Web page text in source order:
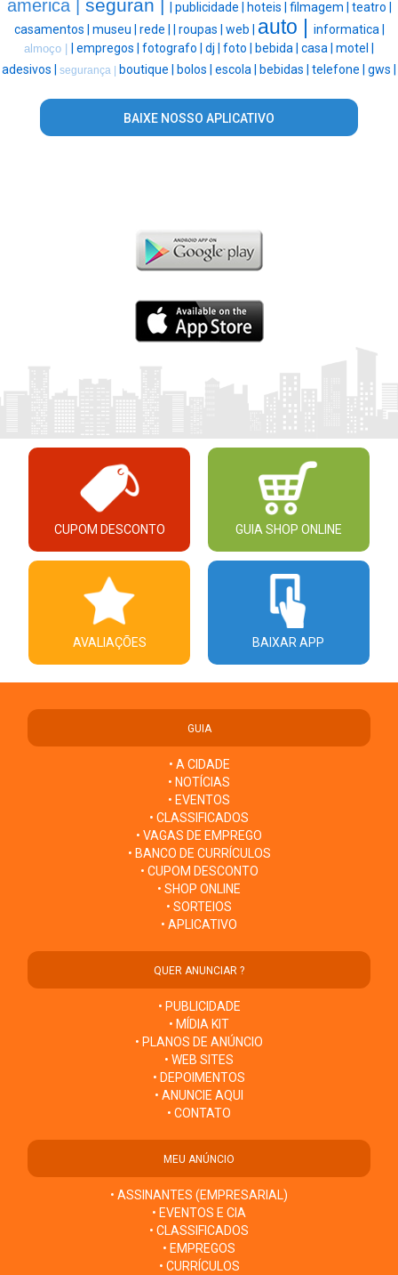
america | seguran | | publicidade | hoteis | filmagem | teatro |
casamentos | museu | rede | | roupas | web | auto | informatica |
almoço | | empregos | fotografo | dj | foto | bebida | casa | motel |
adesivos | segurança | boutique | bolos | escola | bebidas | telefone | gws |
BAIXE NOSSO APLICATIVO
CUPOM DESCONTO GUIA SHOP ONLINE
AVALIAÇÕES BAIXAR APP
GUIA
• A CIDADE
• NOTÍCIAS
• EVENTOS
• CLASSIFICADOS
• VAGAS DE EMPREGO
• BANCO DE CURRÍCULOS
• CUPOM DESCONTO
• SHOP ONLINE
• SORTEIOS
• APLICATIVO
QUER ANUNCIAR ?
• PUBLICIDADE
• MÍDIA KIT
• PLANOS DE ANÚNCIO
• WEB SITES
• DEPOIMENTOS
• ANUNCIE AQUI
• CONTATO
MEU ANÚNCIO
• ASSINANTES (EMPRESARIAL)
• EVENTOS E CIA
• CLASSIFICADOS
• EMPREGOS
• CURRÍCULOS